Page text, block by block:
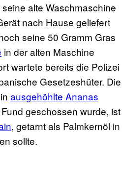
alte Waschmaschine
nach Hause geliefert
seine 50 Gramm Gras
in der alten Maschine
wartete bereits die Polizei
Gesetzeshüter. Die
ausgehöhlte Ananas
geschossen wurde, ist
, getarnt als Palmkernöl in
sollte.